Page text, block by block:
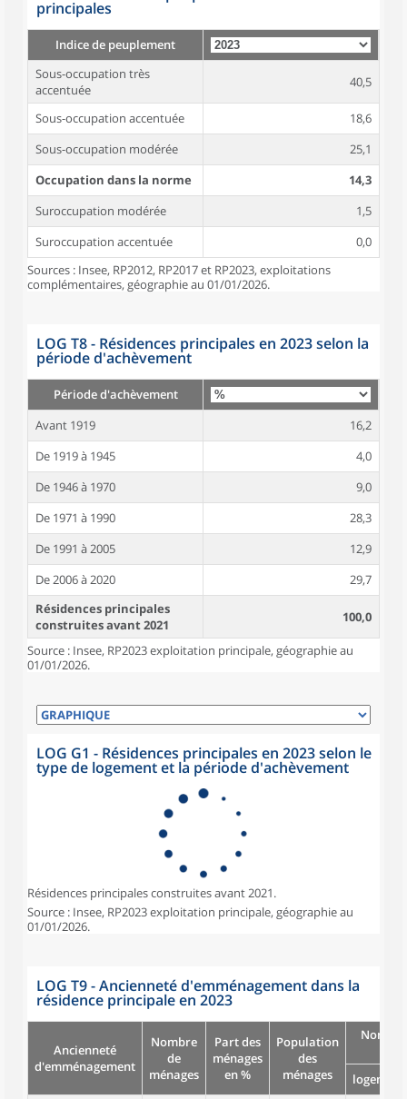
principales
Indice de peuplement
Sous-occupation très
accentuée
40,5
Sous-occupation accentuée
18,6
Sous-occupation modérée
25,1
Occupation dans la norme
14,3
Suroccupation modérée
1,5
Suroccupation accentuée
0,0
Sources : Insee, RP2012, RP2017 et RP2023, exploitations
complémentaires, géographie au 01/01/2026.
LOG T8 - Résidences principales en 2023 selon la
période d'achèvement
Période d'achèvement
Avant 1919
16,2
De 1919 à 1945
4,0
De 1946 à 1970
9,0
De 1971 à 1990
28,3
De 1991 à 2005
12,9
De 2006 à 2020
29,7
Résidences principales
construites avant 2021
100,0
Source : Insee, RP2023 exploitation principale, géographie au
01/01/2026.
LOG G1 - Résidences principales en 2023 selon le
type de logement et la période d'achèvement
Résidences principales construites avant 2021.
Source : Insee, RP2023 exploitation principale, géographie au
01/01/2026.
LOG T9 - Ancienneté d'emménagement dans la
résidence principale en 2023
Ancienneté
d'emménagement
Nombre
de
ménages
Part des
ménages
en %
Population
des
ménages
logement